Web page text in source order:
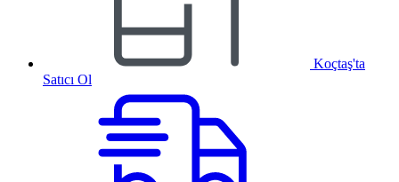
Koçtaş'ta
Satıcı Ol